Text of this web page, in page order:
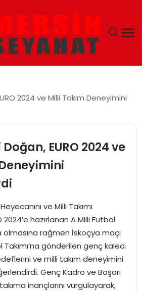
2024 ve Milli Takım Deneyimini
EURO 2024 ve
ve Milli Takımı
hazırlanan A Milli Futbol
olmasına rağmen İskoçya maçı
gönderilen genç kaleci
ve milli takım deneyimini
Genç Kadro ve Başarı
inançlarını vurgulayarak,